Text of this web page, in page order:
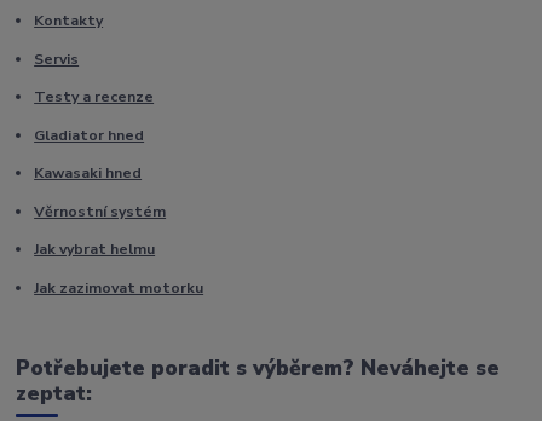
Kontakty
Servis
Testy a recenze
Gladiator hned
Kawasaki hned
Věrnostní systém
Jak vybrat helmu
Jak zazimovat motorku
Potřebujete poradit s výběrem? Neváhejte se
zeptat: